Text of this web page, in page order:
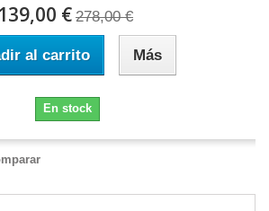
139,00 € 278,00 €
al carrito Más
En stock